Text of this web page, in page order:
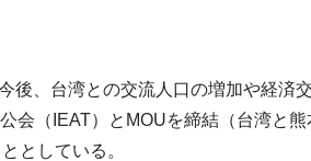
目的
後、台湾との交流人口の増加や経済
会（ IEAT）と MOUを締結（台湾と
としている。